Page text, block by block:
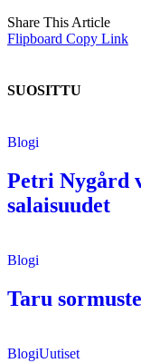
Share This Article
Flipboard Copy Link
SUOSITTU
Blogi
Petri Nygård
salaisuudet
Blogi
Taru
BlogiUutiset